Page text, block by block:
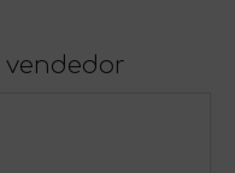
vendedor